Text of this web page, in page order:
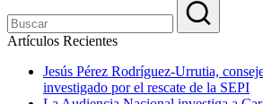
Artículos Recientes
Jesús Pérez Rodríguez-Urrutia,
investigado por el rescate de la SEPI